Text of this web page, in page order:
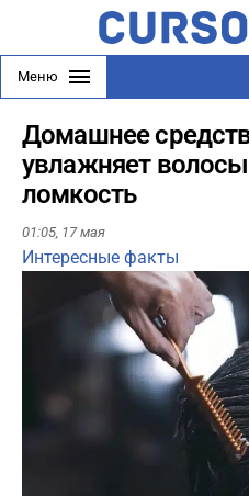
Меню
Домашнее
увлажняет
ломкость
01:05, 17 мая
Интересные факты